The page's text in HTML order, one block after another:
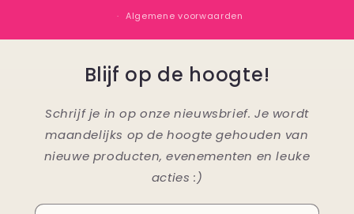
Algemene voorwaarden
Blijf op de hoogte!
Schrijf je in op onze nieuwsbrief. Je wordt
maandelijks op de hoogte gehouden van
nieuwe producten, evenementen en leuke
acties :)